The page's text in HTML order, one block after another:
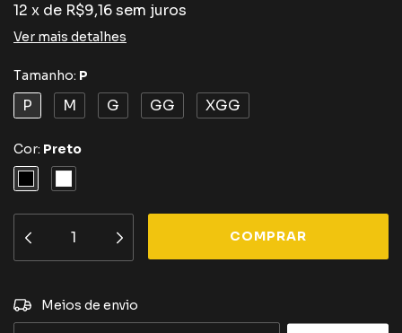
12 x de R$9,16sem juros
Ver mais detalhes
Tamanho: P
P M G GG XGG
Cor: Preto
Entregas para o CEP:
Meios de envio